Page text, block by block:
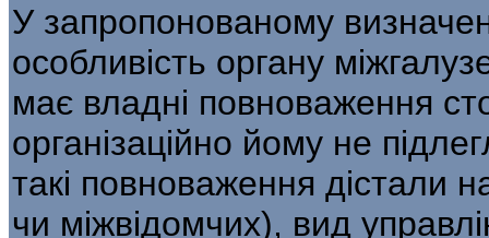
У запропонованому
особливість органу
має владні повноваження
організаційно йому не
такі повноваження дістали
чи між­відомчих), вид